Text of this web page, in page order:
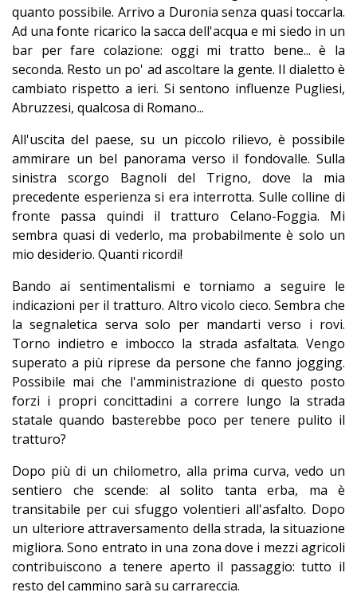
quanto possibile. Arrivo a Duronia senza quasi toccarla.
Ad una fonte ricarico la sacca dell'acqua e mi siedo in un
bar per fare colazione: oggi mi tratto bene... è la
seconda. Resto un po' ad ascoltare la gente. Il dialetto è
cambiato rispetto a ieri. Si sentono influenze Pugliesi,
Abruzzesi, qualcosa di Romano...
All'uscita del paese, su un piccolo rilievo, è possibile
ammirare un bel panorama verso il fondovalle. Sulla
sinistra scorgo Bagnoli del Trigno, dove la mia
precedente esperienza si era interrotta. Sulle colline di
fronte passa quindi il tratturo Celano-Foggia. Mi
sembra quasi di vederlo, ma probabilmente è solo un
mio desiderio. Quanti ricordi!
Bando ai sentimentalismi e torniamo a seguire le
indicazioni per il tratturo. Altro vicolo cieco. Sembra che
la segnaletica serva solo per mandarti verso i rovi.
Torno indietro e imbocco la strada asfaltata. Vengo
superato a più riprese da persone che fanno jogging.
Possibile mai che l'amministrazione di questo posto
forzi i propri concittadini a correre lungo la strada
statale quando basterebbe poco per tenere pulito il
tratturo?
Dopo più di un chilometro, alla prima curva, vedo un
sentiero che scende: al solito tanta erba, ma è
transitabile per cui sfuggo volentieri all'asfalto. Dopo
un ulteriore attraversamento della strada, la situazione
migliora. Sono entrato in una zona dove i mezzi agricoli
contribuiscono a tenere aperto il passaggio: tutto il
resto del cammino sarà su carrareccia.